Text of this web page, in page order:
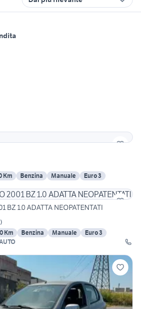
Km Benzina Manuale
Euro 3
BZ 1.0 ADATTA NEOPATENTATI
)
Km Benzina Manuale
Euro 3